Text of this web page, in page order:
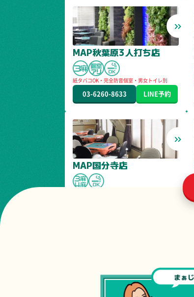
MAP秋葉原3人打ち店
紙タバコOK・完全防音個室・男女トイレ別
03-6260-8633 LINE予約
MAP国分寺店
MAP蒲田店